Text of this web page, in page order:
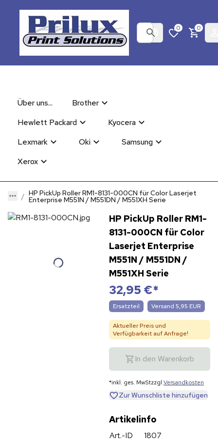
0 0
Über uns...
Brother
Hewlett Packard
Kyocera
Lexmark
Oki
Samsung
Xerox
HP PickUp Roller RM1-8131-000CN für Color Laserjet
Enterprise M551N / M551DN / M551XH Serie
HP PickUp Roller RM1-
8131-000CN für Color
Laserjet Enterprise
M551N / M551DN /
M551XH Serie
32,95 €*
Ersatzteil Versand 5,95 EUR
Aktueller Preis und
Verfügbarkeit auf Anfrage!
In den Warenkorb
*inkl. ges. MwStzzgl.Versandkosten
Zur Wunschliste hinzufügen
Artikelinfo
Art.-ID
1807